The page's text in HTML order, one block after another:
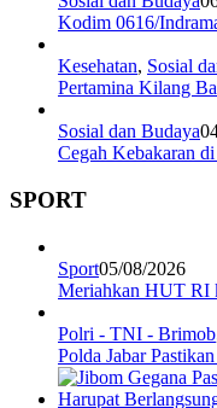
Kodim 0616/
Kesehatan, Sosial
Pertamina Kilang
Sosial dan Budaya
Cegah Kebakaran
SPORT
Sport05/08/2026
Meriahkan HUT RI
Polri - TNI - Brimob
Polda Jabar